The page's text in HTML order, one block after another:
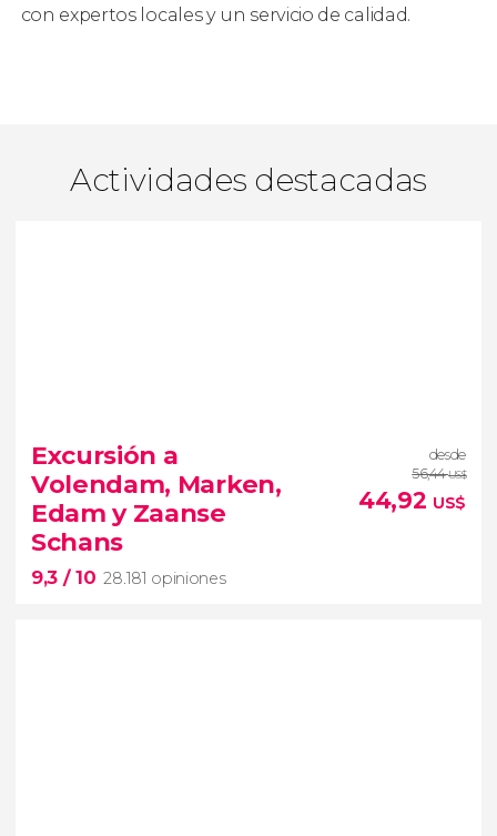
con expertos locales y un servicio de calidad.
Actividades destacadas
Excursión a
Volendam, Marken,
Edam y Zaanse
Schans
9,3 / 10 28.181 opiniones
desde
56,44US$
44,92 US$